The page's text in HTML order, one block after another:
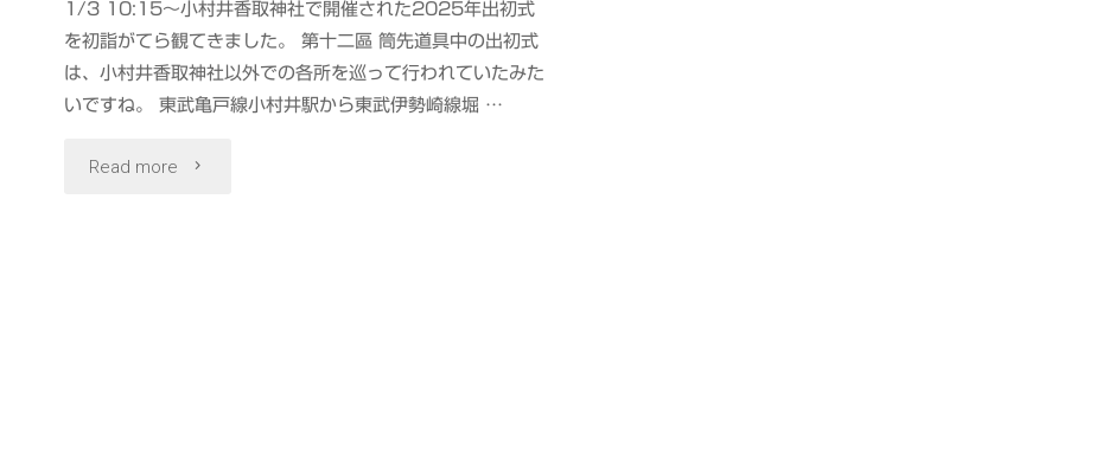
1/3 10:15〜小村井香取神社で開催された2025年出初式
を初詣がてら観てきました。 第十二區 筒先道具中の出初式
は、小村井香取神社以外での各所を巡って行われていたみた
いですね。 東武亀戸線小村井駅から東武伊勢崎線堀 …
Read more "小